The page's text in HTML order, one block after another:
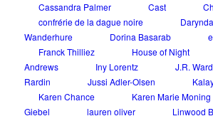
Cassandra Palmer
Cast
confrérie de la dague noire
Wanderhure
Dorina Basarab
Franck Thilliez
House of Night
Andrews
Iny Lorentz J.R. Ward
Rardin
Jussi Adler-Olsen
Karen Chance
Karen Marie Moning
Giebel
lauren oliver
Linwood